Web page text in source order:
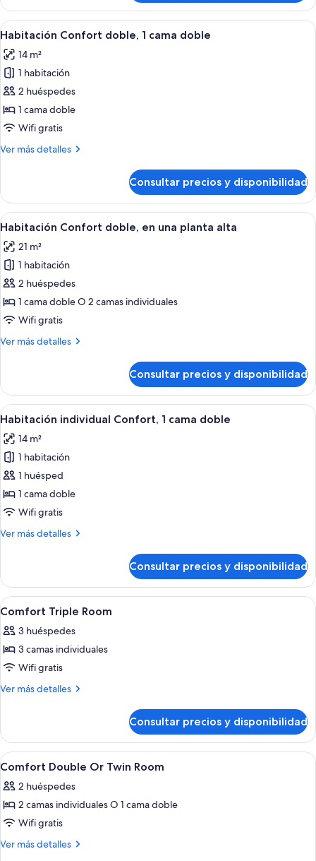
triple
Confort
Abrir
todas
las
fotos
de
Habitación
Confort
1
Una habitación de hotel con una
14
Habitación Confort doble, 1 cama doble
14 m²
1 habitación
2 huéspedes
1 cama doble
Wifi gratis
Ver más detalles
Más
Confort
doble,
1
doble
Consultar precios y disponibilidad
Abrir
todas
las
fotos
de
Habitación
Confort
en
alta
Una habitación de hotel moderna
17
Habitación Confort doble, en una planta alta
21 m²
1 habitación
2 huéspedes
1 cama doble O 2 camas individuales
Wifi gratis
Ver más detalles
Más
Confort
doble,
en
planta
alta
Consultar precios y disponibilidad
Abrir
todas
las
fotos
de
Habitación
individual
1
Una habitación de hotel con una
9
Habitación individual Confort, 1 cama doble
14 m²
1 habitación
1 huésped
1 cama doble
Wifi gratis
Ver más detalles
Más
individual
Confort,
1
doble
Consultar precios y disponibilidad
Abrir
todas
las
fotos
de
Comfort
Caja fuerte, sistema de
8
Comfort Triple Room
3 huéspedes
3 camas individuales
Wifi gratis
Ver más detalles
Más
Triple
Room
Consultar precios y disponibilidad
Abrir
todas
las
fotos
de
Comfort
Caja fuerte, sistema de
10
Comfort Double Or Twin Room
2 huéspedes
2 camas individuales O 1 cama doble
Wifi gratis
Ver más detalles
Más